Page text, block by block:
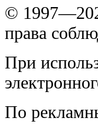
©
права
При
По